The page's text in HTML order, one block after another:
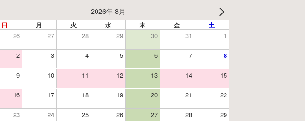
2026年 8月
日 月 火 水 木 金
土
26
27 28 29 30 31 1
2 3 4 5 6 7 8
9 10 11 12 13 14 15
16 17 18 19 20 21 22
23 24 25 26 27 28 29